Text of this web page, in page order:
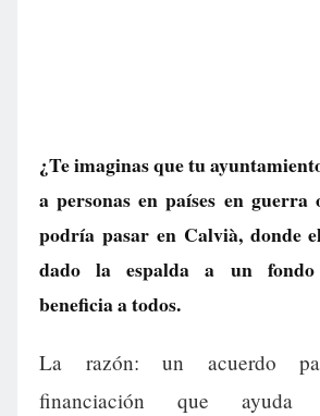
¿Te imaginas que tu
a personas en países en guerra
podría pasar en Calvià, donde
dado la espalda a un
beneficia a todos.
La razón: un acuerdo
financiación que ayuda